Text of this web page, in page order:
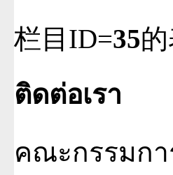
栏目ID=35
ติดต่อเรา
คณะกรรมกา